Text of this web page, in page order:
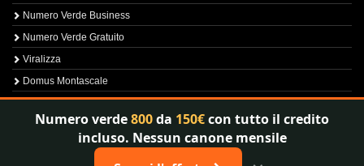
Numero Verde Business
Numero Verde Gratuito
Viralizza
Domus Montascale
Sprint800
Verfica Numero Verde
Numero verde800da 150€con tutto il credito
incluso. Nessun canone mensile